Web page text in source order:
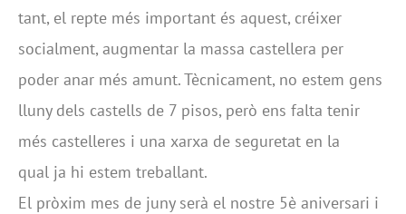
tant, el repte més important és aquest, créixer
socialment, augmentar la massa castellera per
poder anar més amunt. Tècnicament, no estem gens
lluny dels castells de 7 pisos, però ens falta tenir
més castelleres i una xarxa de seguretat en la
qual ja hi estem treballant.
El pròxim mes de juny serà el nostre 5è aniversari i